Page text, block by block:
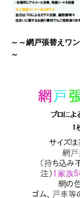
～～網戸張替えワ
～